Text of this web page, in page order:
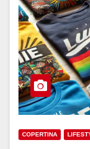
COPERTINA